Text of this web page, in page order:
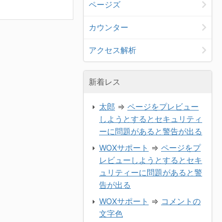
ページズ
カウンター
アクセス解析
新着レス
太郎 ⇒ ページをプレビュー
しようとするとセキュリティ
ーに問題があると警告が出る
WOXサポート ⇒ ページをプ
レビューしようとするとセキ
ュリティーに問題があると警
告が出る
WOXサポート ⇒ コメントの
文字色